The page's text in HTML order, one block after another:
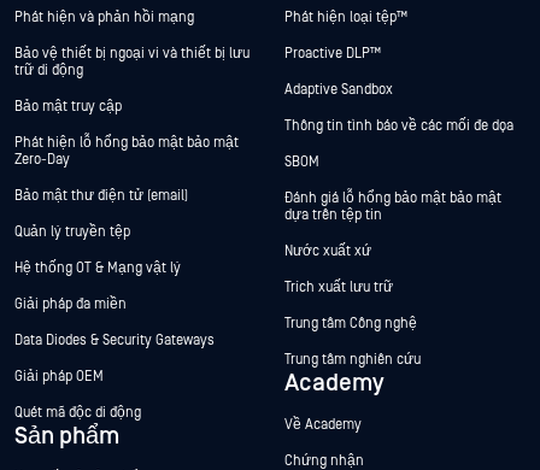
Phát hiện và phản hồi mạng
Bảo vệ thiết bị ngoại vi và thiết bị lưu
trữ di động
Bảo mật truy cập
Phát hiện lỗ hổng bảo mật bảo mật
Zero-Day
Bảo mật thư điện tử (email)
Quản lý truyền tệp
Hệ thống OT & Mạng vật lý
Giải pháp đa miền
Data Diodes & Security Gateways
Giải pháp OEM
Quét mã độc di động
Sản phẩm
Phát hiện loại tệp™
Proactive DLP™
Adaptive Sandbox
Thông tin tình báo về các mối đe dọa
SBOM
Đánh giá lỗ hổng bảo mật bảo mật
dựa trên tệp tin
Nước xuất xứ
Trích xuất lưu trữ
Trung tâm Công nghệ
Trung tâm nghiên cứu
Academy
Về Academy
Chứng nhận